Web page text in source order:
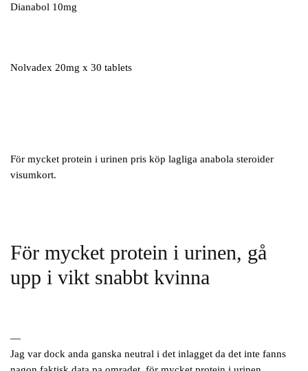
Dianabol 10mg
Nolvadex 20mg x 30 tablets
För mycket protein i urinen pris köp lagliga anabola steroider
visumkort.
För mycket protein i urinen, gå
upp i vikt snabbt kvinna
—
Jag var dock anda ganska neutral i det inlagget da det inte fanns